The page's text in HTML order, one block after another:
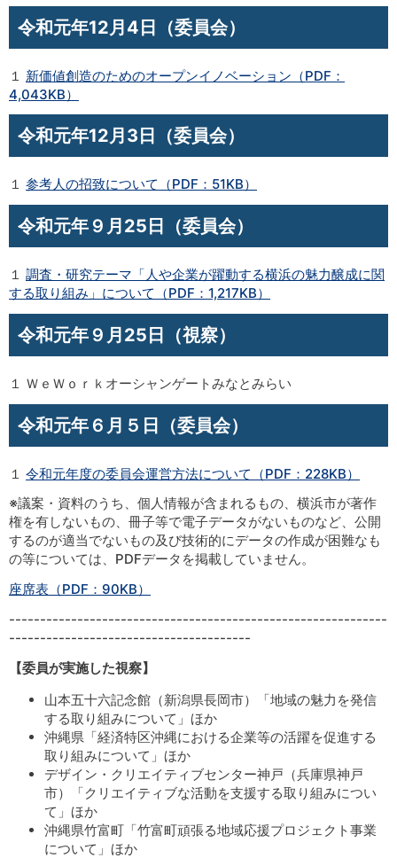
令和元年12月4日（委員会）
１ 新価値創造のためのオープンイノベーション（PDF：
4,043KB）
令和元年12月3日（委員会）
１ 参考人の招致について（PDF：51KB）
令和元年９月25日（委員会）
１ 調査・研究テーマ「人や企業が躍動する横浜の魅力醸成に関
する取り組み」について（PDF：1,217KB）
令和元年９月25日（視察）
１ ＷｅＷｏｒｋオーシャンゲートみなとみらい
令和元年６月５日（委員会）
１ 令和元年度の委員会運営方法について（PDF：228KB）
※議案・資料のうち、個人情報が含まれるもの、横浜市が著作
権を有しないもの、冊子等で電子データがないものなど、公開
するのが適当でないもの及び技術的にデータの作成が困難なも
の等については、PDFデータを掲載していません。
座席表（PDF：90KB）
-------------------------------------------------------------
---------------------------------------
【委員が実施した視察】
山本五十六記念館（新潟県長岡市）「地域の魅力を発信
する取り組みについて」ほか
沖縄県「経済特区沖縄における企業等の活躍を促進する
取り組みについて」ほか
デザイン・クリエイティブセンター神戸（兵庫県神戸
市）「クリエイティブな活動を支援する取り組みについ
て」ほか
沖縄県竹富町「竹富町頑張る地域応援プロジェクト事業
について」ほか